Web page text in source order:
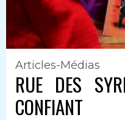
Articles-Médias
RUE DES
CONFIANT